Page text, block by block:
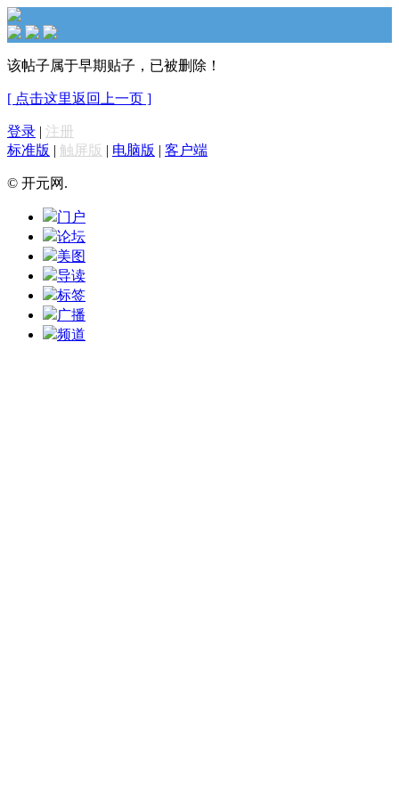
该帖子属于早期贴子，已被删除！
[ 点击这里返回上一页 ]
登录 | 注册
标准版 | 触屏版 | 电脑版 | 客户端
© 开元网.
门户
论坛
美图
导读
标签
广播
频道